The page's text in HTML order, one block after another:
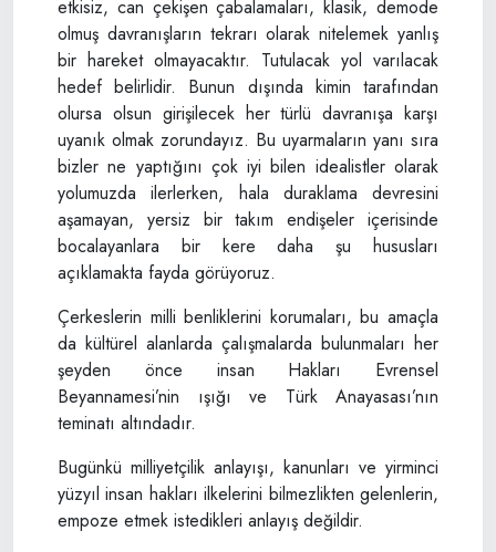
etkisiz, can çekişen çabalamaları, klasik, demode
olmuş davranışların tekrarı olarak nitelemek yanlış
bir hareket olmayacaktır. Tutulacak yol varılacak
hedef belirlidir. Bunun dışında kimin tarafından
olursa olsun girişilecek her türlü davranışa karşı
uyanık olmak zorundayız. Bu uyarmaların yanı sıra
bizler ne yaptığını çok iyi bilen idealistler olarak
yolumuzda ilerlerken, hala duraklama devresini
aşamayan, yersiz bir takım endişeler içerisinde
bocalayanlara bir kere daha şu hususları
açıklamakta fayda görüyoruz.
Çerkeslerin milli benliklerini korumaları, bu amaçla
da kültürel alanlarda çalışmalarda bulunmaları her
şeyden önce insan Hakları Evrensel
Beyannamesi’nin ışığı ve Türk Anayasası’nın
teminatı altındadır.
Bugünkü milliyetçilik anlayışı, kanunları ve yirminci
yüzyıl insan hakları ilkelerini bilmezlikten gelenlerin,
empoze etmek istedikleri anlayış değildir.